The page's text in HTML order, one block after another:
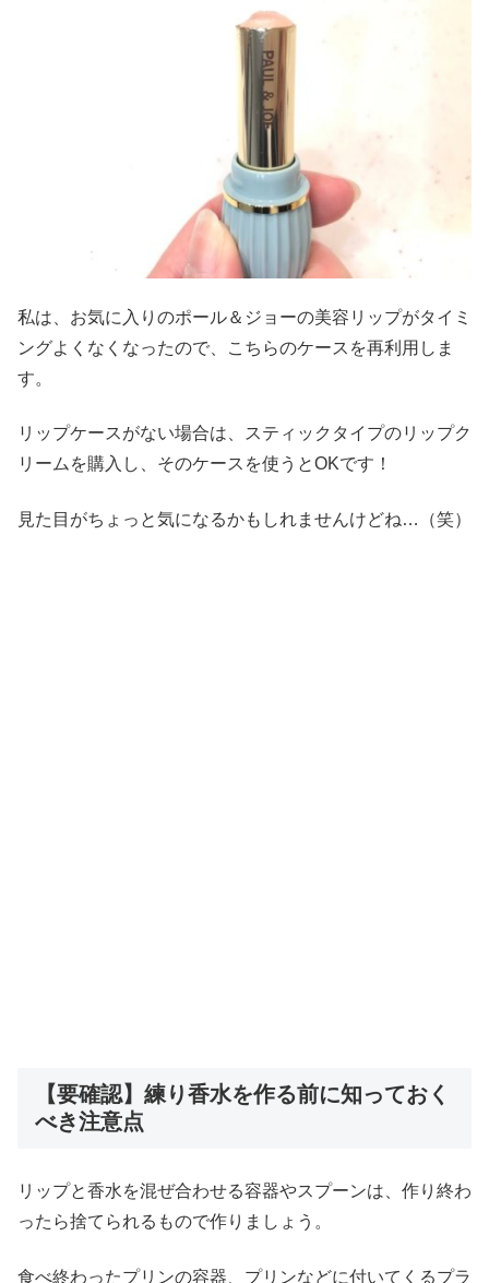
私は、お気に入りのポール＆ジョーの美容リップがタイミ
ングよくなくなったので、こちらのケースを再利用しま
す。
リップケースがない場合は、スティックタイプのリップク
リームを購入し、そのケースを使うとOKです！
見た目がちょっと気になるかもしれませんけどね…（笑）
【要確認】練り香水を作る前に知っておく
べき注意点
リップと香水を混ぜ合わせる容器やスプーンは、作り終わ
ったら捨てられるもので作りましょう。
食べ終わったプリンの容器、プリンなどに付いてくるプラ